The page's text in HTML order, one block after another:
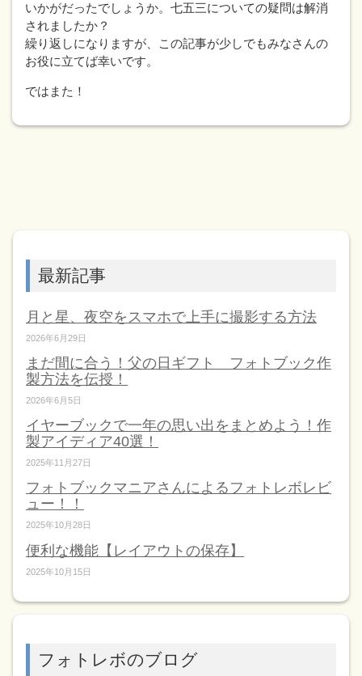
いかがだったでしょうか。七五三についての疑問は解消
されましたか？
繰り返しになりますが、この記事が少しでもみなさんの
お役に立てば幸いです。
ではまた！
最新記事
月と星、夜空をスマホで上手に撮影する方法
2026年6月29日
まだ間に合う！父の日ギフト フォトブック作
製方法を伝授！
2026年6月5日
イヤーブックで一年の思い出をまとめよう！作
製アイディア40選！
2025年11月27日
フォトブックマニアさんによるフォトレボレビ
ュー！！
2025年10月28日
便利な機能【レイアウトの保存】
2025年10月15日
フォトレボのブログ